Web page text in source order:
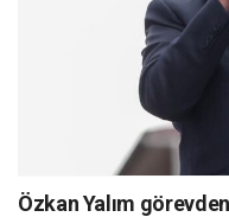
Özkan Yalım